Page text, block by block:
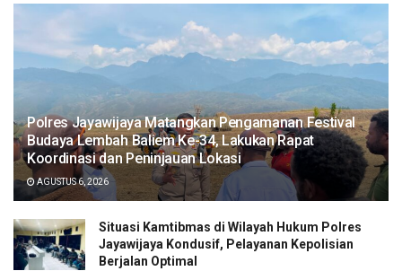
Polres Jayawijaya Matangkan Pengamanan Festival
Budaya Lembah Baliem Ke-34, Lakukan Rapat
Koordinasi dan Peninjauan Lokasi
AGUSTUS 6, 2026
Situasi Kamtibmas di Wilayah Hukum Polres
Jayawijaya Kondusif, Pelayanan Kepolisian
Berjalan Optimal